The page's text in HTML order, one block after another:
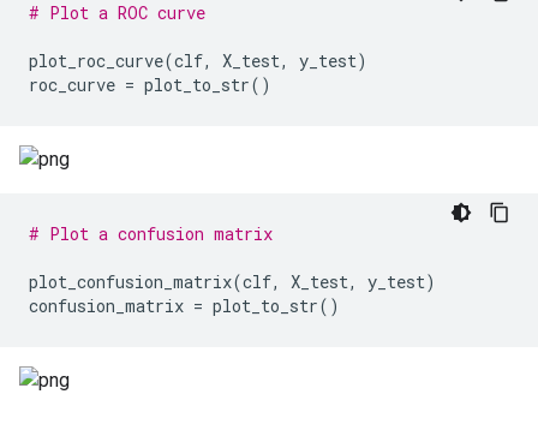
# Plot a ROC curve
plot_roc_curve(clf, X_test, y_test)
roc_curve = plot_to_str()
# Plot a confusion matrix
plot_confusion_matrix(clf, X_test, y_test)
confusion_matrix = plot_to_str()